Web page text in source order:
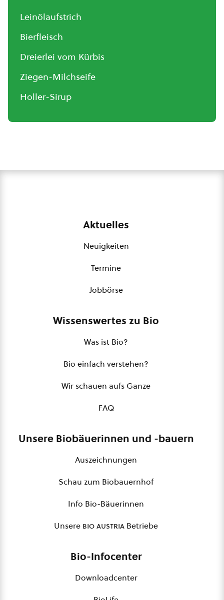
Leinölaufstrich
Bierfleisch
Dreierlei vom Kürbis
Ziegen-Milchseife
Holler-Sirup
Aktuelles
Neuigkeiten
Termine
Jobbörse
Wissenswertes zu Bio
Was ist Bio?
Bio einfach verstehen?
Wir schauen aufs Ganze
FAQ
Unsere Biobäuerinnen und -bauern
Auszeichnungen
Schau zum Biobauernhof
Info Bio-Bäuerinnen
Unsere bio austria Betriebe
Bio-Infocenter
Downloadcenter